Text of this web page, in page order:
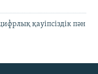
қауіпсіздік пән